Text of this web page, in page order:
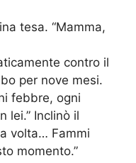
tesa. “Mamma,
contro il
per nove mesi.
febbre, ogni
lei.” Inclinò il
volta… Fammi
momento.”